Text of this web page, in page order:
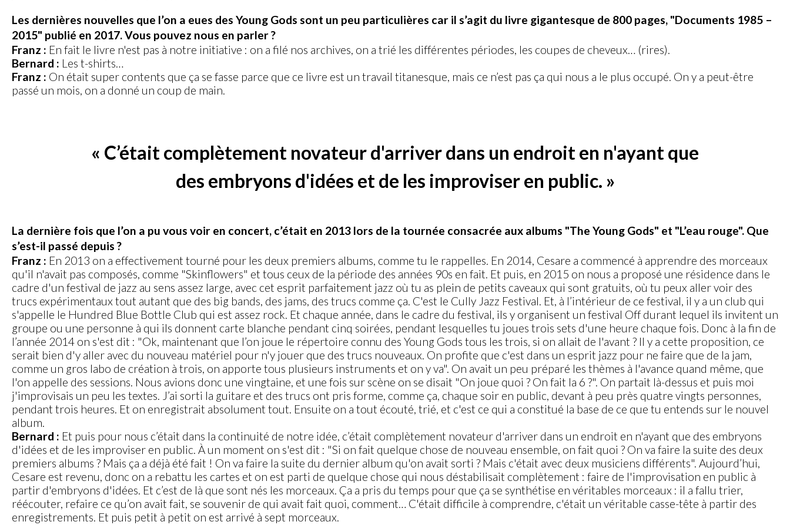
Les dernières nouvelles que l’on a eues des Young Gods sont un peu particulières car il s’agit du livre gigantesque de 800 pages, "Documents 1985 –
2015" publié en 2017. Vous pouvez nous en parler ?
Franz : En fait le livre n'est pas à notre initiative : on a filé nos archives, on a trié les différentes périodes, les coupes de cheveux… (rires).
Bernard : Les t-shirts…
Franz : On était super contents que ça se fasse parce que ce livre est un travail titanesque, mais ce n’est pas ça qui nous a le plus occupé. On y a peut-être
passé un mois, on a donné un coup de main.
« C’était complètement novateur d'arriver dans un endroit en n'ayant que
des embryons d'idées et de les improviser en public. »
La dernière fois que l’on a pu vous voir en concert, c’était en 2013 lors de la tournée consacrée aux albums "The Young Gods" et "L’eau rouge". Que
s’est-il passé depuis ?
Franz : En 2013 on a effectivement tourné pour les deux premiers albums, comme tu le rappelles. En 2014, Cesare a commencé à apprendre des morceaux
qu'il n'avait pas composés, comme "Skinflowers" et tous ceux de la période des années 90s en fait. Et puis, en 2015 on nous a proposé une résidence dans le
cadre d'un festival de jazz au sens assez large, avec cet esprit parfaitement jazz où tu as plein de petits caveaux qui sont gratuits, où tu peux aller voir des
trucs expérimentaux tout autant que des big bands, des jams, des trucs comme ça. C'est le Cully Jazz Festival. Et, à l’intérieur de ce festival, il y a un club qui
s'appelle le Hundred Blue Bottle Club qui est assez rock. Et chaque année, dans le cadre du festival, ils y organisent un festival Off durant lequel ils invitent un
groupe ou une personne à qui ils donnent carte blanche pendant cinq soirées, pendant lesquelles tu joues trois sets d'une heure chaque fois. Donc à la fin de
l’année 2014 on s'est dit : "Ok, maintenant que l’on joue le répertoire connu des Young Gods tous les trois, si on allait de l'avant ? Il y a cette proposition, ce
serait bien d'y aller avec du nouveau matériel pour n'y jouer que des trucs nouveaux. On profite que c'est dans un esprit jazz pour ne faire que de la jam,
comme un gros labo de création à trois, on apporte tous plusieurs instruments et on y va". On avait un peu préparé les thèmes à l'avance quand même, que
l'on appelle des sessions. Nous avions donc une vingtaine, et une fois sur scène on se disait "On joue quoi ? On fait la 6 ?". On partait là-dessus et puis moi
j'improvisais un peu les textes. J’ai sorti la guitare et des trucs ont pris forme, comme ça, chaque soir en public, devant à peu près quatre vingts personnes,
pendant trois heures. Et on enregistrait absolument tout. Ensuite on a tout écouté, trié, et c'est ce qui a constitué la base de ce que tu entends sur le nouvel
album.
Bernard : Et puis pour nous c’était dans la continuité de notre idée, c’était complètement novateur d'arriver dans un endroit en n'ayant que des embryons
d'idées et de les improviser en public. À un moment on s'est dit : "Si on fait quelque chose de nouveau ensemble, on fait quoi ? On va faire la suite des deux
premiers albums ? Mais ça a déjà été fait ! On va faire la suite du dernier album qu'on avait sorti ? Mais c'était avec deux musiciens différents". Aujourd’hui,
Cesare est revenu, donc on a rebattu les cartes et on est parti de quelque chose qui nous déstabilisait complètement : faire de l'improvisation en public à
partir d'embryons d'idées. Et c’est de là que sont nés les morceaux. Ça a pris du temps pour que ça se synthétise en véritables morceaux : il a fallu trier,
réécouter, refaire ce qu’on avait fait, se souvenir de qui avait fait quoi, comment… C'était difficile à comprendre, c'était un véritable casse-tête à partir des
enregistrements. Et puis petit à petit on est arrivé à sept morceaux.